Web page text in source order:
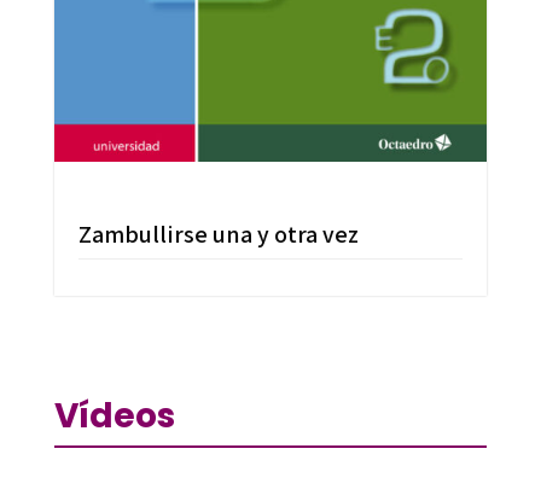
Zambullirse una y otra vez
Vídeos